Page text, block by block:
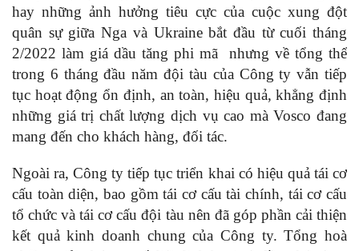
hay những ảnh hưởng tiêu cực của cuộc xung đột
quân sự giữa Nga và Ukrainebắt đầu từ cuối tháng
2/2022 làm giá dầu tăng phi mã
nhưng về tổng thể
trong 6 tháng đầu năm đội tàu của Công ty vẫn tiếp
tục hoạt động ổn định, an toàn, hiệu quả, khẳng định
những giá trị chất lượng dịch vụ cao mà Voscođang
mang đến cho khách hàng, đối tác.
Ngoài ra, Công ty tiếp tục triển khai có hiệu quả tái cơ
cấu toàn diện, bao gồm tái cơ cấu tài chính, tái cơ cấu
tổ chức và tái cơ cấu đội tàu nên đã góp phần cải thiện
kết quả kinh doanh chung của Công ty. Tổng hoà